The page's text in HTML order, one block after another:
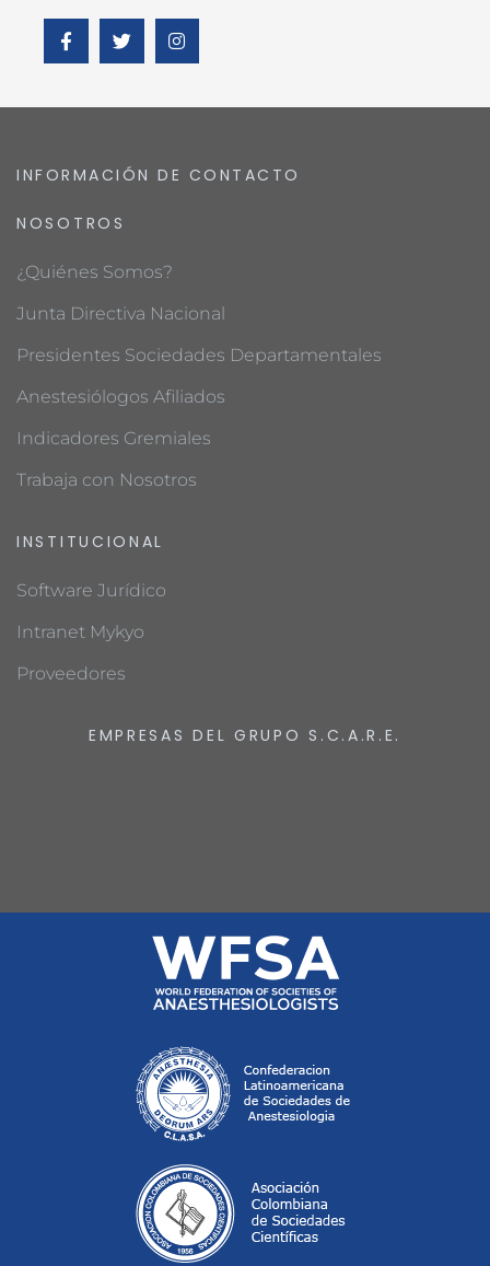
INFORMACIÓN DE CONTACTO
NOSOTROS
¿Quiénes Somos?
Junta Directiva Nacional
Presidentes Sociedades Departamentales
Anestesiólogos Afiliados
Indicadores Gremiales
Trabaja con Nosotros
INSTITUCIONAL
Software Jurídico
Intranet Mykyo
Proveedores
EMPRESAS DEL GRUPO S.C.A.R.E.